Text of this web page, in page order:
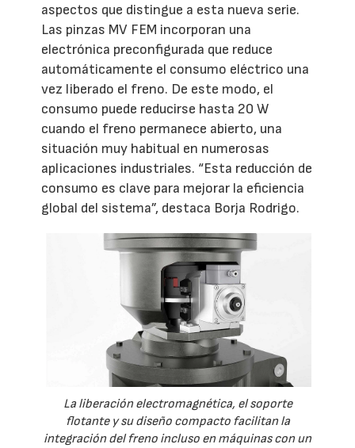
aspectos que distingue a esta nueva serie.
Las pinzas MV FEM incorporan una
electrónica preconfigurada que reduce
automáticamente el consumo eléctrico una
vez liberado el freno. De este modo, el
consumo puede reducirse hasta 20 W
cuando el freno permanece abierto, una
situación muy habitual en numerosas
aplicaciones industriales. “Esta reducción de
consumo es clave para mejorar la eficiencia
global del sistema”, destaca Borja Rodrigo.
La liberación electromagnética, el soporte
flotante y su diseño compacto facilitan la
integración del freno incluso en máquinas con un